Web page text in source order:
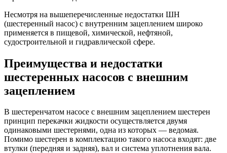
Несмотря на вышеперечисленные недостатки ШН
(шестеренный насос) с внутренним зацеплением широко
применяется в пищевой, химической, нефтяной,
судостроительной и гидравлической сфере.
Преимущества и недостатки
шестеренных насосов с внешним
зацеплением
В шестеренчатом насосе с внешним зацеплением шестерен
принцип перекачки жидкости осуществляется двумя
одинаковыми шестернями, одна из которых — ведомая.
Помимо шестерен в комплектацию такого насоса входят: две
втулки (передняя и задняя), вал и система уплотнения вала.